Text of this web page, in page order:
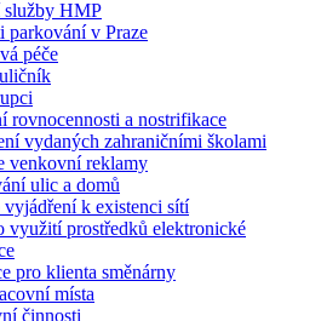
služby HMP
parkování v Praze
péče
rovnocennosti a nostrifikace
vydaných zahraničními školami
venkovní reklamy
ulic a domů
vyjádření k existenci sítí
využití prostředků elektronické
pro klienta směnárny
místa
činnosti